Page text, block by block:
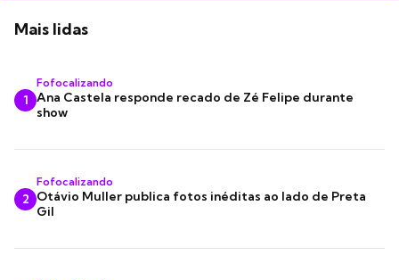
Mais lidas
1
Fofocalizando
Ana Castela responde recado de Zé Felipe durante
show
2
Fofocalizando
Otávio Muller publica fotos inéditas ao lado de Preta
Gil